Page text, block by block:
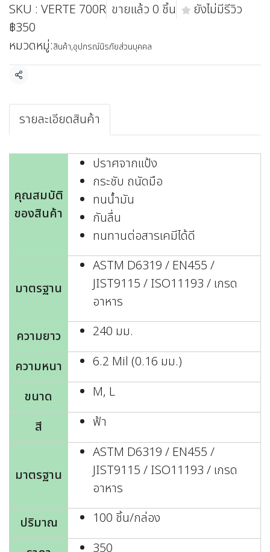
SKU : VERTE 700R ขายแล้ว 0 ชิ้น
ยังไม่มีรีวิว
฿350
หมวดหมู่:สินค้า,อุปกรณ์นิรภัยส่วนบุคคล
แชร์
รายละเอียดสินค้า
คุณสมบัติ
ของสินค้า
ปราศจากแป้ง
กระชับ ถนัดมือ
ทนน้ำมัน
กันลื่น
ทนทานต่อสารเคมีได้ดี
มาตรฐาน
ASTM D6319 / EN455 /
JIST9115 / ISO11193 / เกรด
อาหาร
ความยาว
240 มม.
ความหนา
6.2 Mil (0.16 มม.)
ขนาด
M, L
สี
ฟ้า
มาตรฐาน
ASTM D6319 / EN455 /
JIST9115 / ISO11193 / เกรด
อาหาร
ปริมาณ
100 ชิ้น/กล่อง
350